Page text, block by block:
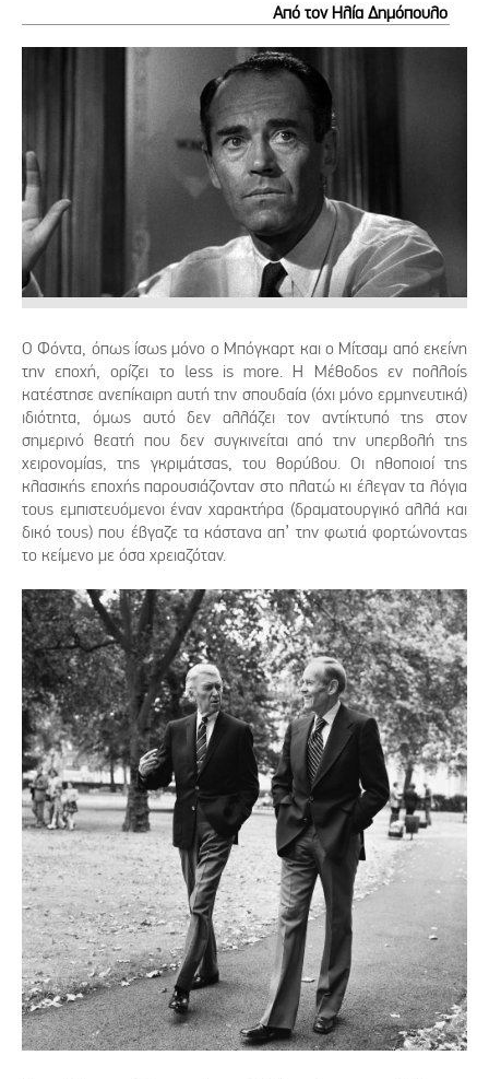
Από τον Ηλία Δημόπουλο
Ο Φόντα, όπως ίσως μόνο ο Μπόγκαρτ και ο Μίτσαμ από εκείνη
την εποχή, ορίζει το less is more. Η Μέθοδος εν πολλοίς
κατέστησε ανεπίκαιρη αυτή την σπουδαία (όχι μόνο ερμηνευτικά)
ιδιότητα, όμως αυτό δεν αλλάζει τον αντίκτυπό της στον
σημερινό θεατή που δεν συγκινείται από την υπερβολή της
χειρονομίας, της γκριμάτσας, του θορύβου. Οι ηθοποιοί της
κλασικής εποχής παρουσιάζονταν στο πλατώ κι έλεγαν τα λόγια
τους εμπιστευόμενοι έναν χαρακτήρα (δραματουργικό αλλά και
δικό τους) που έβγαζε τα κάστανα απ’ την φωτιά φορτώνοντας
το κείμενο με όσα χρειαζόταν.